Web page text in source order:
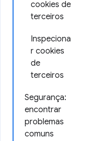
cookies de
terceiros
Inspeciona
r cookies
de
terceiros
Segurança:
encontrar
problemas
comuns